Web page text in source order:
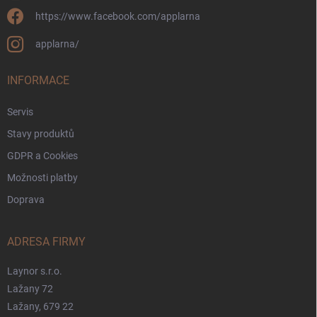
https://www.facebook.com/applarna
applarna/
INFORMACE
Servis
Stavy produktů
GDPR a Cookies
Možnosti platby
Doprava
ADRESA FIRMY
Laynor s.r.o.
Lažany 72
Lažany, 679 22